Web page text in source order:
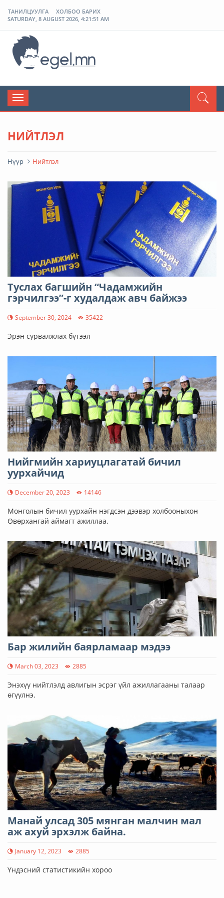
ТАНИЛЦУУЛГА
ХОЛБОО БАРИХ
SATURDAY, 8 AUGUST 2026, 4:21:52 AM
Toggle
navigation
НИЙТЛЭЛ
Нүүр Нийтлэл
Туслах багшийн “Чадамжийн
гэрчилгээ”-г худалдаж авч байжээ
September 30, 2024 35422
Эрэн сурвалжлах бүтээл
Нийгмийн хариуцлагатай бичил
уурхайчид
December 20, 2023 14146
Монголын бичил уурхайн нэгдсэн дээвэр холбооныхон
Өвөрхангай аймагт ажиллаа.
Бар жилийн баярламаар мэдээ
March 03, 2023 2885
Энэхүү нийтлэлд авлигын эсрэг үйл ажиллагааны талаар
өгүүлнэ.
Манай улсад 305 мянган малчин мал
аж ахуй эрхэлж байна.
January 12, 2023 2885
Үндэсний статистикийн хороо